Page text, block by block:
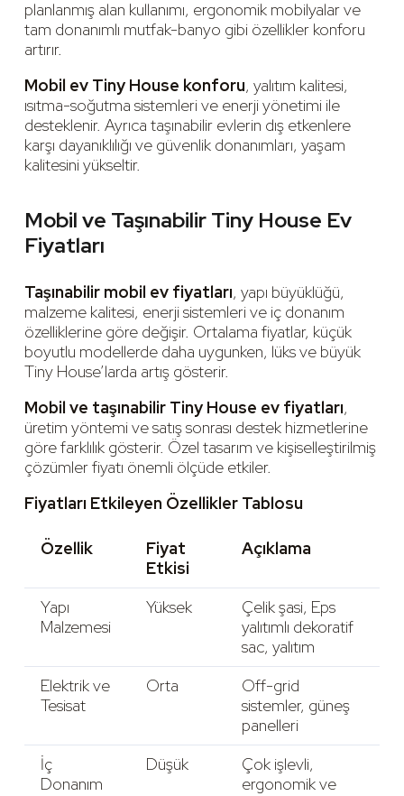
planlanmış alan kullanımı, ergonomik mobilyalar ve
tam donanımlı mutfak-banyo gibi özellikler konforu
artırır.
Mobil ev Tiny House konforu, yalıtım kalitesi,
ısıtma-soğutma sistemleri ve enerji yönetimi ile
desteklenir. Ayrıca taşınabilir evlerin dış etkenlere
karşı dayanıklılığı ve güvenlik donanımları, yaşam
kalitesini yükseltir.
Mobil ve Taşınabilir Tiny House Ev
Fiyatları
Taşınabilir mobil ev fiyatları, yapı büyüklüğü,
malzeme kalitesi, enerji sistemleri ve iç donanım
özelliklerine göre değişir. Ortalama fiyatlar, küçük
boyutlu modellerde daha uygunken, lüks ve büyük
Tiny House’larda artış gösterir.
Mobil ve taşınabilir Tiny House ev fiyatları,
üretim yöntemi ve satış sonrası destek hizmetlerine
göre farklılık gösterir. Özel tasarım ve kişiselleştirilmiş
çözümler fiyatı önemli ölçüde etkiler.
Fiyatları Etkileyen Özellikler Tablosu
Özellik
Fiyat
Etkisi
Açıklama
Yapı
Malzemesi
Yüksek
Çelik şasi, Eps
yalıtımlı dekoratif
sac, yalıtım
Elektrik ve
Tesisat
Orta
Off-grid
sistemler, güneş
panelleri
İç
Donanım
Düşük
Çok işlevli,
ergonomik ve